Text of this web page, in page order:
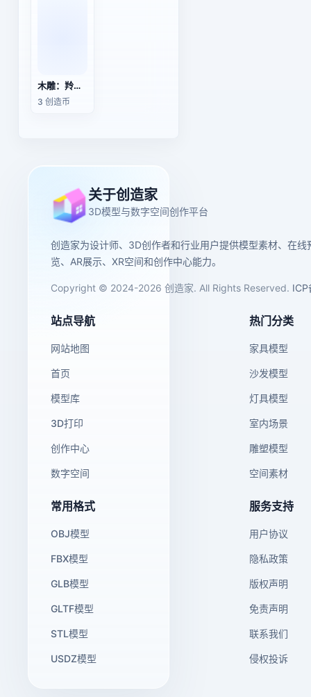
木雕：羚羊一家
3 创造币
关于创造家
3D模型与数字空间创作平台
创造家为设计师、3D创作者和行业用户提供模型素材、在线
览、AR展示、XR空间和创作中心能力。
Copyright © 2024-2026 创造家. All Rights Reserved. ICP
站点导航
网站地图
首页
模型库
3D打印
创作中心
数字空间
热门分类
家具模型
沙发模型
灯具模型
室内场景
雕塑模型
空间素材
常用格式
OBJ模型
FBX模型
GLB模型
GLTF模型
STL模型
USDZ模型
服务支持
用户协议
隐私政策
版权声明
免责声明
联系我们
侵权投诉